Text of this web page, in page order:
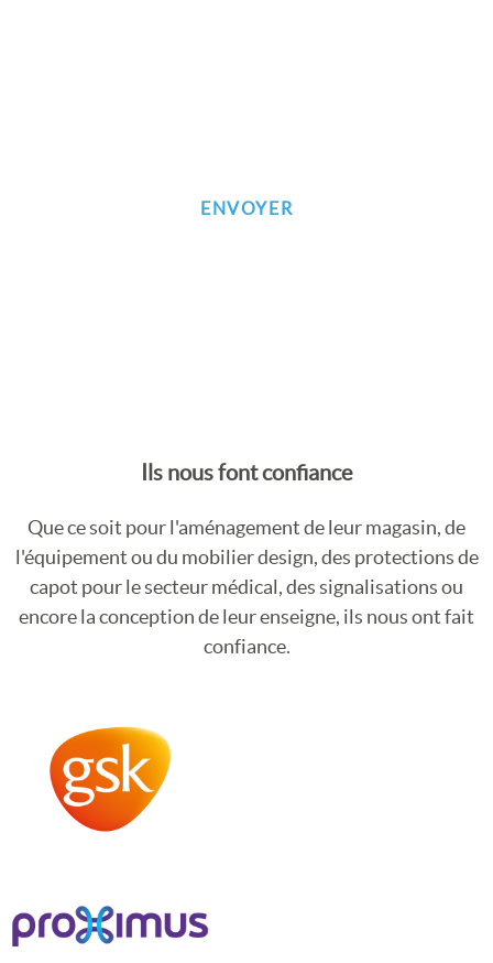
Ils nous font confiance
Que ce soit pour l'aménagement de leur magasin, de
l'équipement ou du mobilier design, des protections de
capot pour le secteur médical, des signalisations ou
encore la conception de leur enseigne, ils nous ont fait
confiance.